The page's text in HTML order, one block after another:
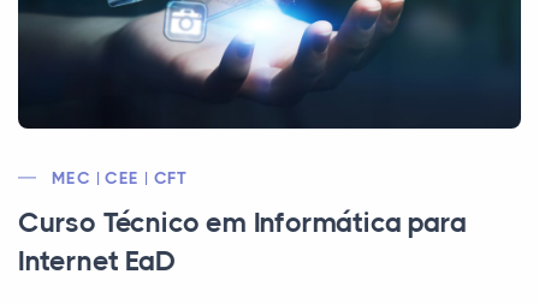
MEC | CEE | CFT
Curso Técnico em Informática para
Internet EaD